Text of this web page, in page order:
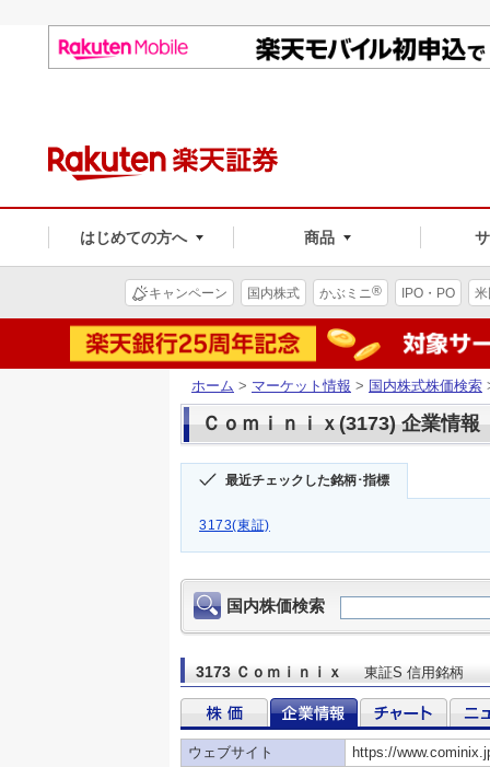
はじめての方へ 商品
キャンペーン 国内株式 かぶミニ® IPO・PO
ホーム > マーケット情報 > 国内株式株価検索
Ｃｏｍｉｎｉｘ(3173) 企業情報
最近チェックした銘柄･指標
3173(東証)